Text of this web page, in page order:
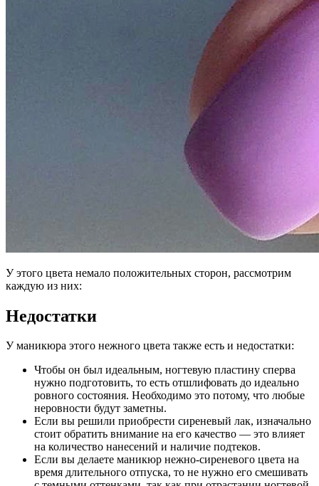
У этого цвета немало положительных сторон, рассмотрим
каждую из них:
Недостатки
У маникюра этого нежного цвета также есть и недостатки:
Чтобы он был идеальным, ногтевую пластину сперва
нужно подготовить, то есть отшлифовать до идеально
ровного состояния. Необходимо это потому, что любые
неровности будут заметны.
Если вы решили приобрести сиреневый лак, изначально
стоит обратить внимание на его качество — это влияет
на количество нанесений и наличие подтеков.
Если вы делаете маникюр нежно-сиреневого цвета на
время длительного отпуска, то не нужно его смешивать